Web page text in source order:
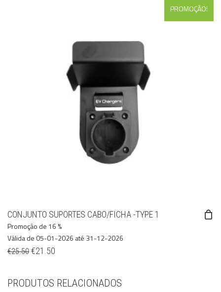
PROMOÇÃO!
CONJUNTO SUPORTES CABO/FICHA -TYPE 1
Promoção de 16 %
Válida de 05-01-2026 até 31-12-2026
€25.50 €21.50
PRODUTOS RELACIONADOS